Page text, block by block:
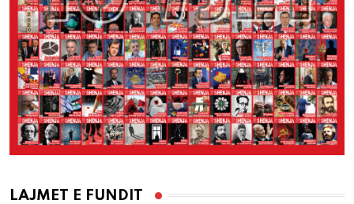
LAJMET E FUNDIT